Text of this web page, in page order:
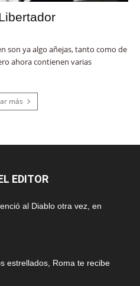
son ya algo añejas, tanto como de
ahora contienen varias
más
EDITOR
al Diablo otra vez, en
estrellados, Roma te recibe